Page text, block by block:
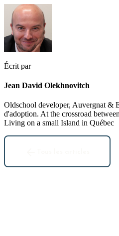
Écrit par
Jean David Olekhnovitch
Oldschool developer, Auvergnat &
d'adoption. At the crossroad
Living on a small Island in Québec